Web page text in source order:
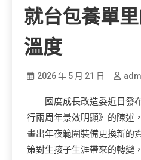
就台包養單
溫度
2026 年 5 月 21 日
國度成長改造委近日發
行兩周年景效明顯》的陳述
畫出年夜範圍裝備更換新的
策對生孩子生涯帶來的轉變